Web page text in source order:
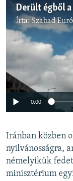
Derült égből
Írta: Szabad
Auto
0:00
Iránban közben
nyilvánosságra,
némelyikük
minisztérium